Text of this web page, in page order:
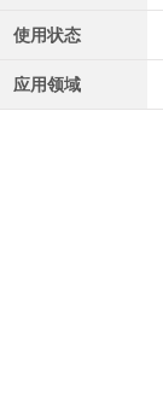
使用状态
应用领域